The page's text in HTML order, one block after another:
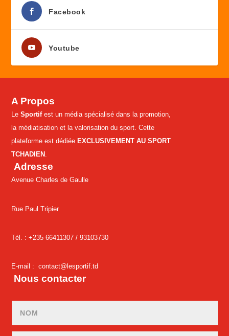
Facebook
Youtube
A Propos
LeSportifest un média spécialisé dans la promotion,
la médiatisation et la valorisation du sport. Cette
plateforme est dédiée EXCLUSIVEMENT AU SPORT
TCHADIEN .
Adresse
Avenue Charles de Gaulle
Rue Paul Tripier
Tél. : +235 66411307 /93103730
E-mail :contact@lesportif.td
Nous contacter